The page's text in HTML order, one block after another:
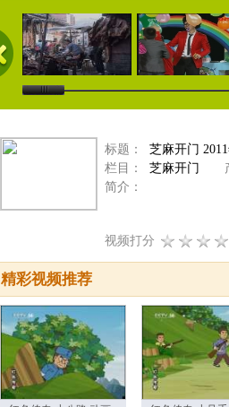
标题：
芝麻开门
栏目：
芝麻开门 产
简介：
视频打分
精彩视频推荐